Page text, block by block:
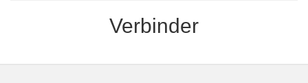
Verbinder